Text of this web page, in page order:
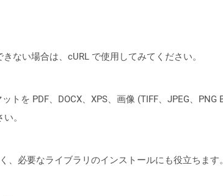
ない場合は、cURL で使用してみてください。
を PDF、DOCX、XPS、画像 (TIFF、JPEG、PNG
。
必要なライブラリのインストールにも役立ちます。